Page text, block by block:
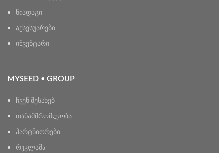
ნიადაგი
აქსესუარები
ინვენტარი
MYSEED • GROUP
ჩვენ შესახებ
თანამშრომლობა
პარტნიორები
რეკლამა